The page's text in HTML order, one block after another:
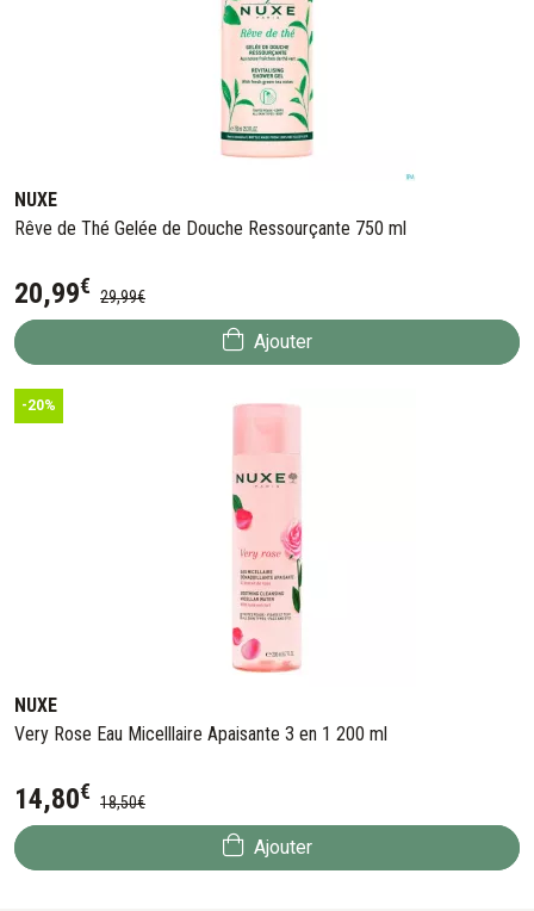
NUXE
Rêve de Thé Gelée de Douche Ressourçante 750 ml
20,99€ 29,99€
Ajouter
-20%
NUXE
Very Rose Eau Micelllaire Apaisante 3 en 1 200 ml
14,80€ 18,50€
Ajouter